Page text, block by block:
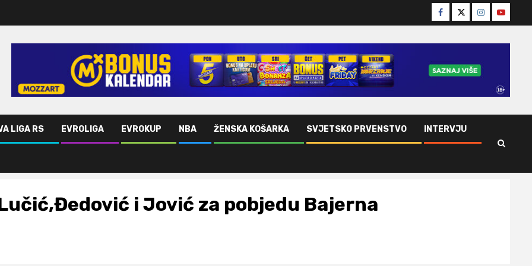
Facebook
TwitterInstagram
Youtube
LIGA RS EVROLIGA EVROKUP NBA ŽENSKA KOŠARKA SVJETSKO PRVENSTVO INTERVJU
i Jović za pobjedu Bajerna